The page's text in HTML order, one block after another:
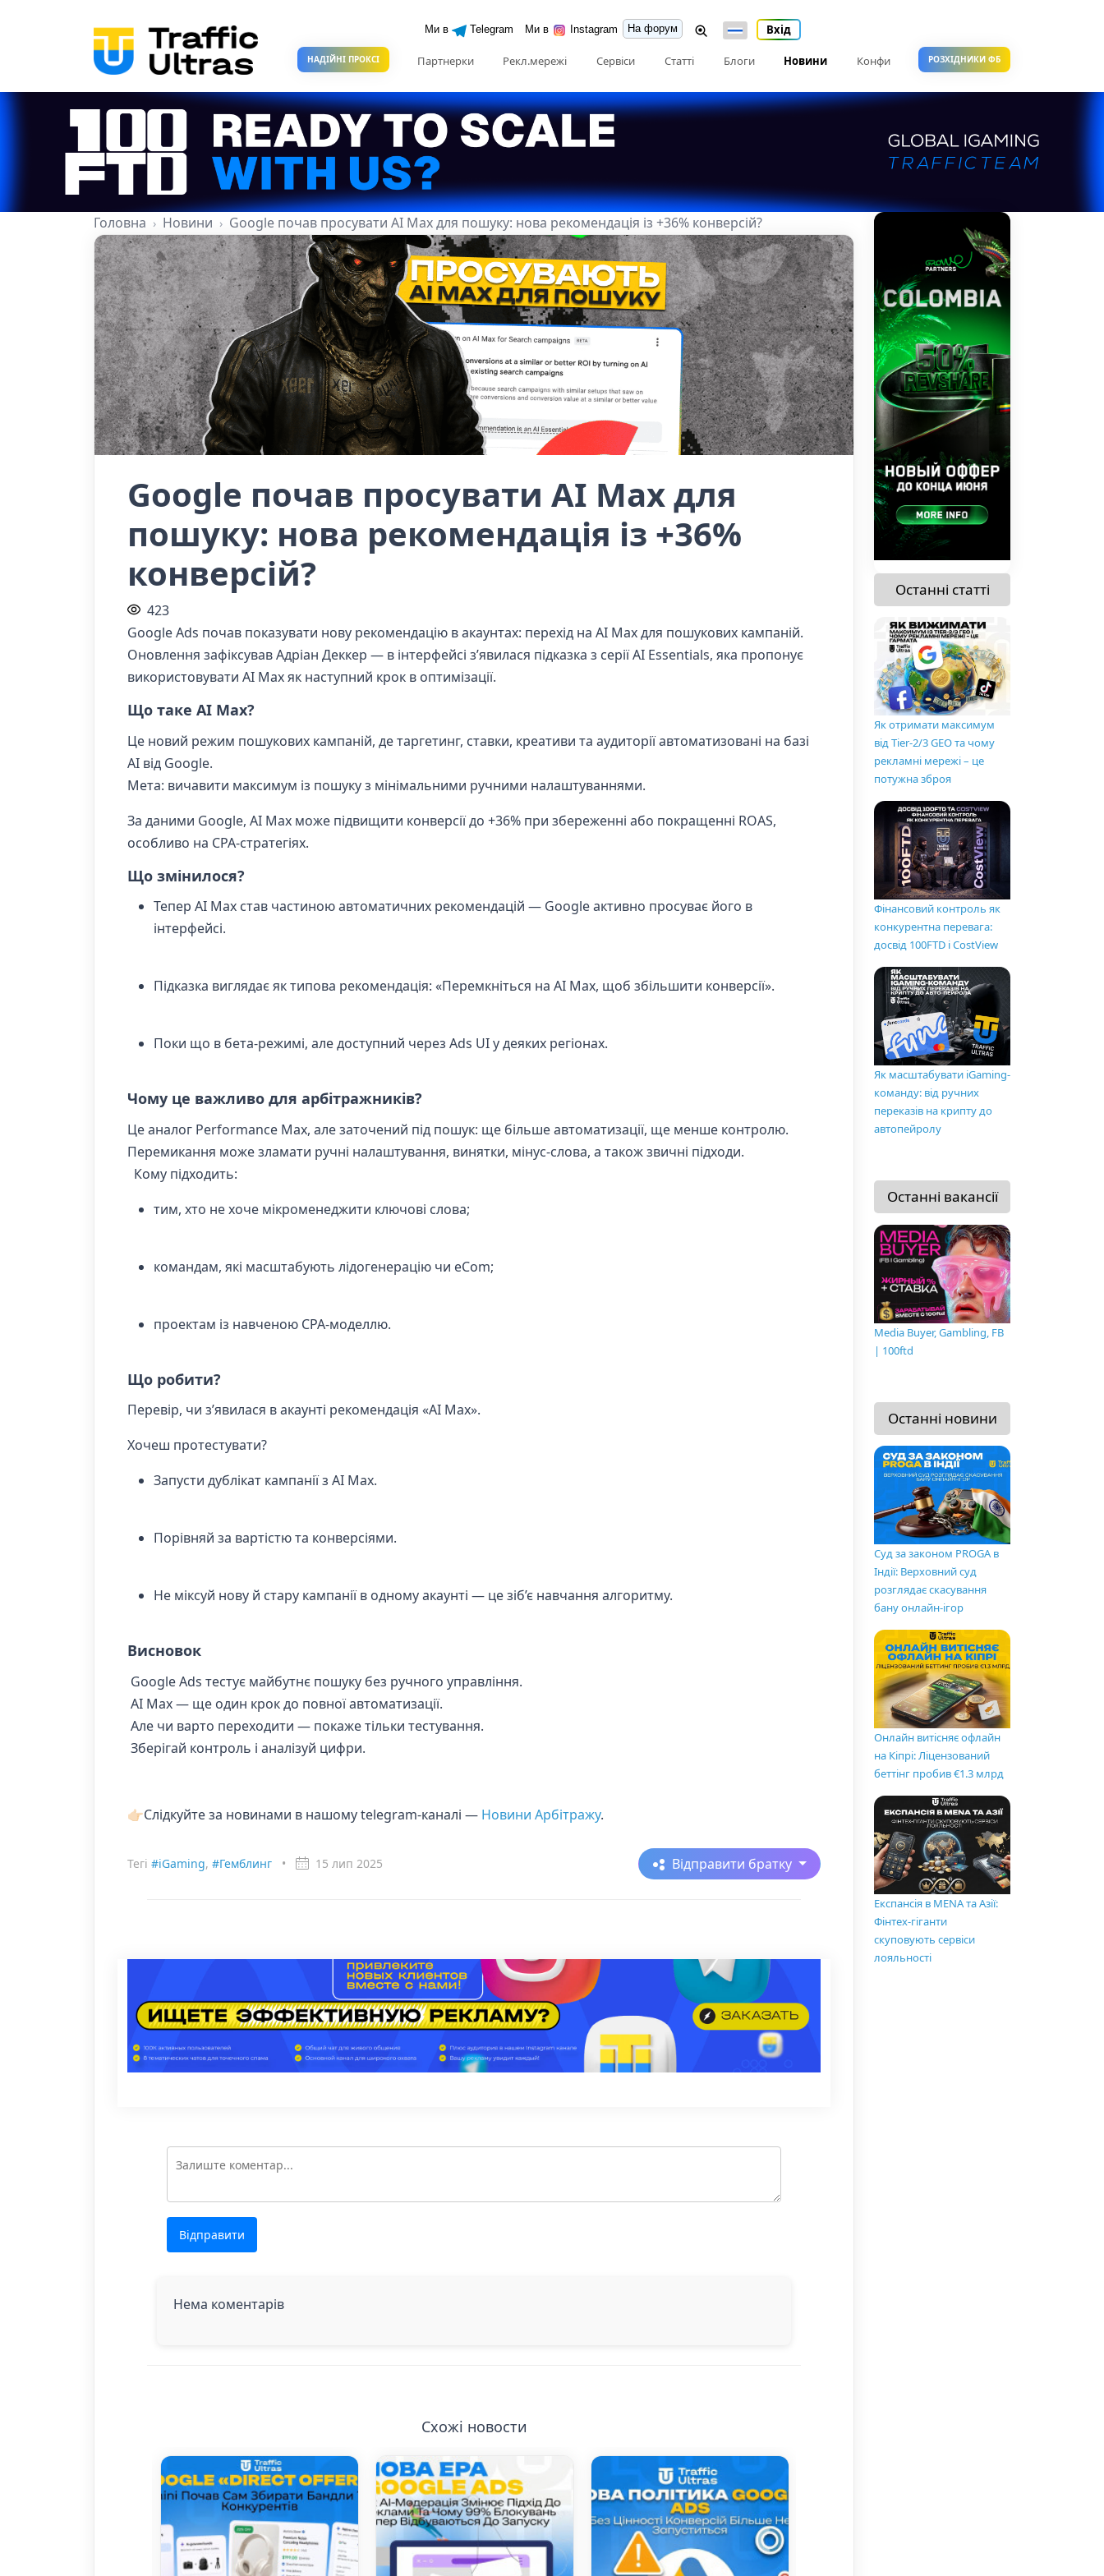
Ми в Telegram Ми в Instagram На форум Вхід
НАДІЙНІ ПРОКСІ Партнерки Рекл.мережі Сервіси Статті Блоги Новини Конфи РОЗХІДНИКИ ФБ
Головна Новини Google почав просувати AI Max для пошуку: нова рекомендація із +36% конверсій?
Google почав просувати AI Max для
пошуку: нова рекомендація із +36%
конверсій?
423
Google Ads почав показувати нову рекомендацію в акаунтах: перехід на AI Max для пошукових кампаній.
Оновлення зафіксував Адріан Деккер — в інтерфейсі з’явилася підказка з серії AI Essentials, яка пропонує
використовувати AI Max як наступний крок в оптимізації.
Що таке AI Max?
Це новий режим пошукових кампаній, де таргетинг, ставки, креативи та аудиторії автоматизовані на базі
AI від Google.
Мета: вичавити максимум із пошуку з мінімальними ручними налаштуваннями.
За даними Google, AI Max може підвищити конверсії до +36% при збереженні або покращенні ROAS,
особливо на CPA-стратегіях.
Що змінилося?
Тепер AI Max став частиною автоматичних рекомендацій — Google активно просуває його в
інтерфейсі.
Підказка виглядає як типова рекомендація: «Перемкніться на AI Max, щоб збільшити конверсії».
Поки що в бета-режимі, але доступний через Ads UI у деяких регіонах.
Чому це важливо для арбітражників?
Це аналог Performance Max, але заточений під пошук: ще більше автоматизації, ще менше контролю.
Перемикання може зламати ручні налаштування, винятки, мінус-слова, а також звичні підходи.
Кому підходить:
тим, хто не хоче мікроменеджити ключові слова;
командам, які масштабують лідогенерацію чи eCom;
проектам із навченою CPA-моделлю.
Що робити?
Перевір, чи з’явилася в акаунті рекомендація «AI Max».
Хочеш протестувати?
Запусти дублікат кампанії з AI Max.
Порівняй за вартістю та конверсіями.
Не міксуй нову й стару кампанії в одному акаунті — це зіб’є навчання алгоритму.
Висновок
Google Ads тестує майбутнє пошуку без ручного управління.
AI Max — ще один крок до повної автоматизації.
Але чи варто переходити — покаже тільки тестування.
Зберігай контроль і аналізуй цифри.
👉🏻Слідкуйте за новинами в нашому telegram-каналі — Новини Арбітражу.
Тегі #iGaming, #Гемблинг • 15 лип 2025 Відправити братку
Відправити
Нема коментарів
Схожі новости
Останні статті
Як отримати максимум
від Tier-2/3 GEO та чому
рекламні мережі – це
потужна зброя
Фінансовий контроль як
конкурентна перевага:
досвід 100FTD і CostView
Як масштабувати iGaming-
команду: від ручних
переказів на крипту до
автопейролу
Останні вакансії
Media Buyer, Gambling, FB
| 100ftd
Останні новини
Суд за законом PROGA в
Індії: Верховний суд
розглядає скасування
бану онлайн-ігор
Онлайн витісняє офлайн
на Кіпрі: Ліцензований
беттінг пробив €1.3 млрд
Експансія в MENA та Азії:
Фінтех-гіганти
скуповують сервіси
лояльності